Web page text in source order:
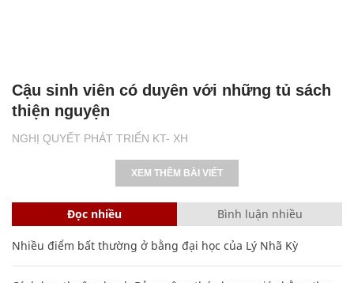
NGHỊ QUYẾT PHÁT TRIỂN KT- XH
Cậu sinh viên có duyên với những tủ sách
thiện nguyện
XEM THÊM BÀI VIẾT
Đọc nhiều Bình luận nhiều
Nhiều điểm bất thường ở bằng đại học của Lý Nhã Kỳ